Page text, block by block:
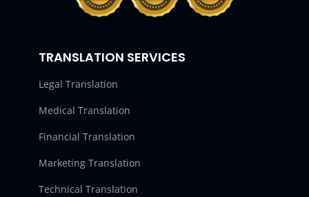
TRANSLATION SERVICES
Legal Translation
Medical Translation
Financial Translation
Marketing Translation
Technical Translation